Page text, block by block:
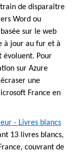
de disparaître
Word ou
sur le web
à jour au fur et à
évoluent. Pour
sur Azure
une
France en
- Livres blancs
13 livres blancs,
couvrant de